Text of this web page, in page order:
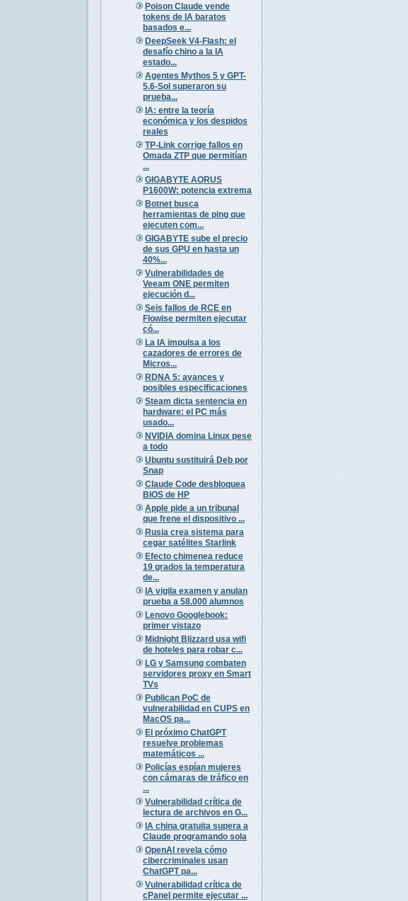
Poison Claude vende
tokens de IA baratos
basados e...
DeepSeek V4-Flash: el
desafío chino a la IA
estado...
Agentes Mythos 5 y GPT-
5.6-Sol superaron su
prueba...
IA: entre la teoría
económica y los despidos
reales
TP-Link corrige fallos en
Omada ZTP que permitían
...
GIGABYTE AORUS
P1600W: potencia extrema
Botnet busca
herramientas de ping que
ejecuten com...
GIGABYTE sube el precio
de sus GPU en hasta un
40%...
Vulnerabilidades de
Veeam ONE permiten
ejecución d...
Seis fallos de RCE en
Flowise permiten ejecutar
có...
La IA impulsa a los
cazadores de errores de
Micros...
RDNA 5: avances y
posibles especificaciones
Steam dicta sentencia en
hardware: el PC más
usado...
NVIDIA domina Linux pese
a todo
Ubuntu sustituirá Deb por
Snap
Claude Code desbloquea
BIOS de HP
Apple pide a un tribunal
que frene el dispositivo ...
Rusia crea sistema para
cegar satélites Starlink
Efecto chimenea reduce
19 grados la temperatura
de...
IA vigila examen y anulan
prueba a 58.000 alumnos
Lenovo Googlebook:
primer vistazo
Midnight Blizzard usa wifi
de hoteles para robar c...
LG y Samsung combaten
servidores proxy en Smart
TVs
Publican PoC de
vulnerabilidad en CUPS en
MacOS pa...
El próximo ChatGPT
resuelve problemas
matemáticos ...
Policías espían mujeres
con cámaras de tráfico en
...
Vulnerabilidad crítica de
lectura de archivos en G...
IA china gratuita supera a
Claude programando sola
OpenAI revela cómo
cibercriminales usan
ChatGPT pa...
Vulnerabilidad crítica de
cPanel permite ejecutar ...